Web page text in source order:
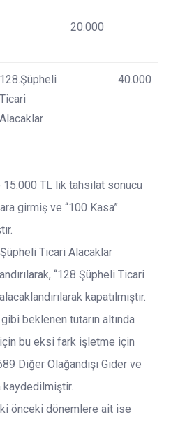
20.000
128.Şüpheli
Ticari
Alacaklar
40.000
15.000 TL lik tahsilat sonucu
girmiş ve “100 Kasa”
Ticari Alacaklar
“128 Şüpheli Ticari
kapatılmıştır.
beklenen tutarın altında
bu eksi fark işletme için
Diğer Olağandışı Gider ve
kaydedilmiştir.
önceki dönemlere ait ise